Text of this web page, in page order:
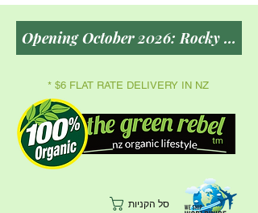
* $6 FLAT RATE DELIVERY IN NZ
סל הקניות